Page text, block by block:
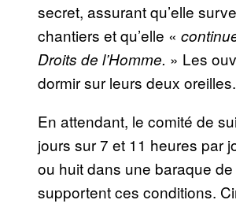
secret, assurant qu’elle
chantiers et qu’elle «
Droits de l’Homme. » Les
dormir sur leurs deux oreilles.
En attendant, le comité de
jours sur 7 et 11 heures par
ou huit dans une baraque
supportent ces conditions.